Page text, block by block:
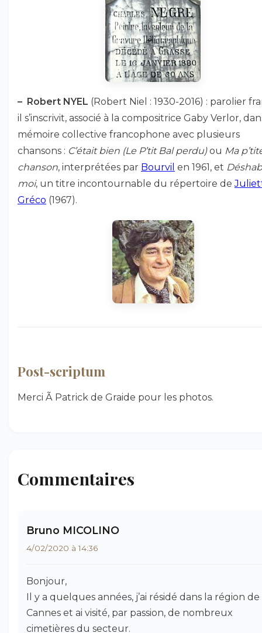
– Robert NYEL (Robert Niel : 1930-2016) : parolier
il s’inscrivit, associé à la compositrice Gaby Verlor,
mémoire collective francophone avec plusieurs
chansons : C’était bien (Le P’tit Bal perdu)ou Ma
chanson, interprétées par Bourvil en 1961, et
moi, un titre incontournable du répertoire de
Gréco (1967).
Post-scriptum
Merci Ã Patrick de Graide pour les photos.
Commentaires
Bruno MICOLINO
4/02/2020 à 14:36
Bonjour,
Il y a quelques années, j’ai résidé dans la région de
Cannes et ai visité, par passion, de nombreux
cimetières du secteur.